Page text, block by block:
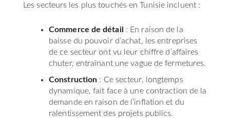
Les secteurs les plus touchés en Tunisie incluent :
Commerce de détail : En raison de la
baisse du pouvoir d’achat, les entreprises
de ce secteur ont vu leur chiffre d’affaires
chuter, entraînant une vague de fermetures.
Construction : Ce secteur, longtemps
dynamique, fait face à une contraction de la
demande en raison de l’inflation et du
ralentissement des projets publics.